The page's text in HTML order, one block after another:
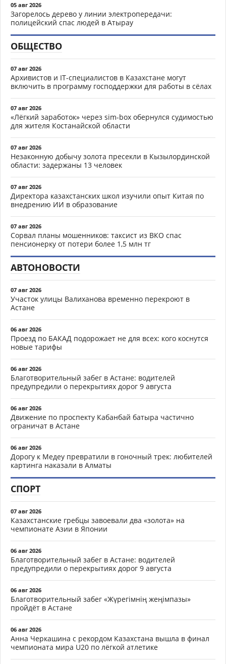
05 авг 2026
Загорелось дерево у линии электропередачи:
полицейский спас людей в Атырау
ОБЩЕСТВО
07 авг 2026
Архивистов и IT-специалистов в Казахстане могут
включить в программу господдержки для работы в сёлах
07 авг 2026
«Лёгкий заработок» через sim-box обернулся судимостью
для жителя Костанайской области
07 авг 2026
Незаконную добычу золота пресекли в Кызылординской
области: задержаны 13 человек
07 авг 2026
Директора казахстанских школ изучили опыт Китая по
внедрению ИИ в образование
07 авг 2026
Сорвал планы мошенников: таксист из ВКО спас
пенсионерку от потери более 1,5 млн тг
АВТОНОВОСТИ
07 авг 2026
Участок улицы Валиханова временно перекроют в
Астане
06 авг 2026
Проезд по БАКАД подорожает не для всех: кого коснутся
новые тарифы
06 авг 2026
Благотворительный забег в Астане: водителей
предупредили о перекрытиях дорог 9 августа
06 авг 2026
Движение по проспекту Кабанбай батыра частично
ограничат в Астане
06 авг 2026
Дорогу к Медеу превратили в гоночный трек: любителей
картинга наказали в Алматы
СПОРТ
07 авг 2026
Казахстанские гребцы завоевали два «золота» на
чемпионате Азии в Японии
06 авг 2026
Благотворительный забег в Астане: водителей
предупредили о перекрытиях дорог 9 августа
06 авг 2026
Благотворительный забег «Жүрегімнің жеңімпазы»
пройдёт в Астане
06 авг 2026
Анна Черкашина с рекордом Казахстана вышла в финал
чемпионата мира U20 по лёгкой атлетике